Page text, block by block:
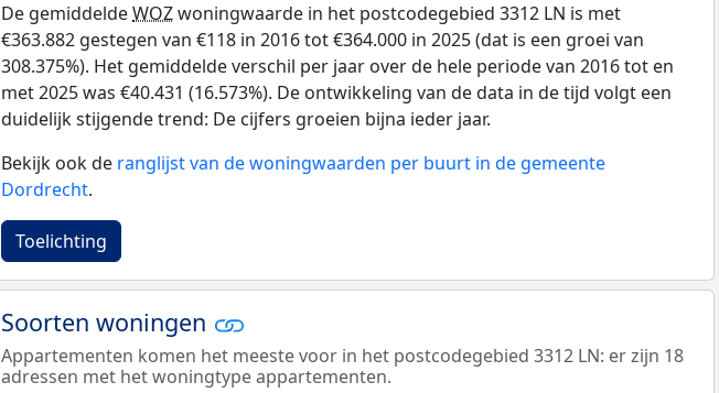
De gemiddeldeWOZwoningwaarde in het postcodegebied 3312 LN is met
€363.882 gestegen van €118 in 2016 tot €364.000 in 2025 (dat is een groei van
308.375%). Het gemiddelde verschil per jaar over de hele periode van 2016 tot en
met 2025 was €40.431 (16.573%). De ontwikkeling van de data in de tijd volgt een
duidelijk stijgende trend: De cijfers groeien bijna ieder jaar.
Bekijk ook de ranglijst van de woningwaarden per buurt in de gemeente
Dordrecht.
Toelichting
Soorten woningen
Appartementen komen het meeste voor in het postcodegebied 3312 LN: er zijn 18
adressen met het woningtype appartementen.